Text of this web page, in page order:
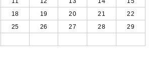
18 19 20 21
22
25 26 27 28
29